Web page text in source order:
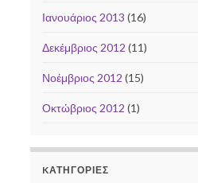
Ιανουάριος 2013 (16)
Δεκέμβριος 2012 (11)
Νοέμβριος 2012 (15)
Οκτώβριος 2012 (1)
KΑΤΗΓΟΡΊΕΣ